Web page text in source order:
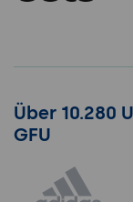
Über 10.280
GFU